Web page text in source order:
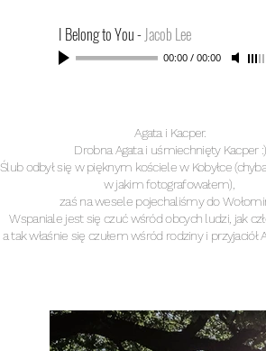
I Belong to You- Jacob Lee
00:00 / 00:00
Agata i Kacper.
Drobna Agata i uśmiechnięty Kacper :)
Ślub odbył się w pięknym kościele w Kobyłce
w jakim fotografowałem),
zaś na wesele pojechaliśmy do
Wspaniale jest się czuć wśród obcych ludzi, jak
a tak właśnie się czułem wśród rodziny i przyjaciół